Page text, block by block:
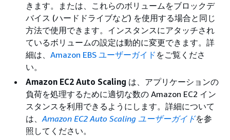
きます。または、これらのボリュームをブロックデ
バイス (ハードドライブなど) を使用する場合と同じ
方法で使用できます。インスタンスにアタッチされ
ているボリュームの設定は動的に変更できます。詳
細は、 Amazon EBS ユーザーガイド をご覧くださ
い。
Amazon EC2 Auto Scaling は、アプリケーションの
負荷を処理するために適切な数の Amazon EC2 イン
スタンスを利用できるようにします。詳細について
は、Amazon EC2 Auto Scaling ユーザーガイドを参
照してください。